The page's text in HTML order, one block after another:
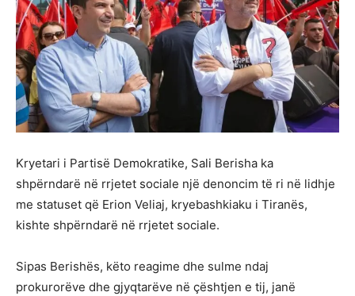
Kryetari i Partisë Demokratike, Sali Berisha ka
shpërndarë në rrjetet sociale një denoncim të ri në lidhje
me statuset që Erion Veliaj, kryebashkiaku i Tiranës,
kishte shpërndarë në rrjetet sociale.
Sipas Berishës, këto reagime dhe sulme ndaj
prokurorëve dhe gjyqtarëve në çështjen e tij, janë